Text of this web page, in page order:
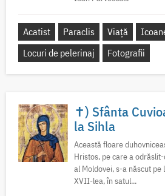
Acatist Paraclis Viață
Locuri de pelerinaj
Fotografii
✝) Sfânta
la Sihla
Această floare
Hristos, pe care a
al Moldovei, s-a născut
XVII-lea, în satul...